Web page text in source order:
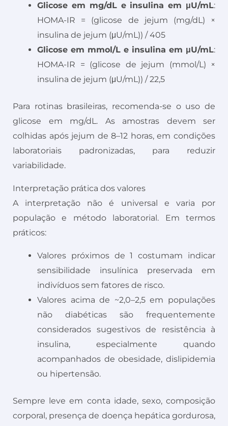
Glicose em mg/dL e insulina em μU/mL:
HOMA-IR = (glicose de jejum (mg/dL) ×
insulina de jejum (μU/mL)) / 405
Glicose em mmol/L e insulina em μU/mL:
HOMA-IR = (glicose de jejum (mmol/L) ×
insulina de jejum (μU/mL)) / 22,5
Para rotinas brasileiras, recomenda-se o uso de
glicose em mg/dL. As amostras devem ser
colhidas após jejum de 8–12 horas, em condições
laboratoriais padronizadas, para reduzir
variabilidade.
Interpretação prática dos valores
A interpretação não é universal e varia por
população e método laboratorial. Em termos
práticos:
Valores próximos de 1 costumam indicar
sensibilidade insulínica preservada em
indivíduos sem fatores de risco.
Valores acima de ~2,0–2,5 em populações
não diabéticas são frequentemente
considerados sugestivos de resistência à
insulina, especialmente quando
acompanhados de obesidade, dislipidemia
ou hipertensão.
Sempre leve em conta idade, sexo, composição
corporal, presença de doença hepática gordurosa,